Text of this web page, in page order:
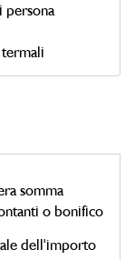
persona
somma
o bonifico
dell'importo